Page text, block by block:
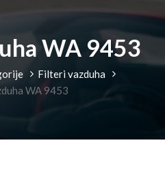
WA 9453
Filteri vazduha
WA 9453